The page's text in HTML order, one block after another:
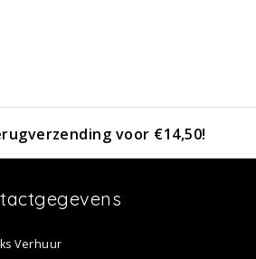
voor €14,50!
Verhuur